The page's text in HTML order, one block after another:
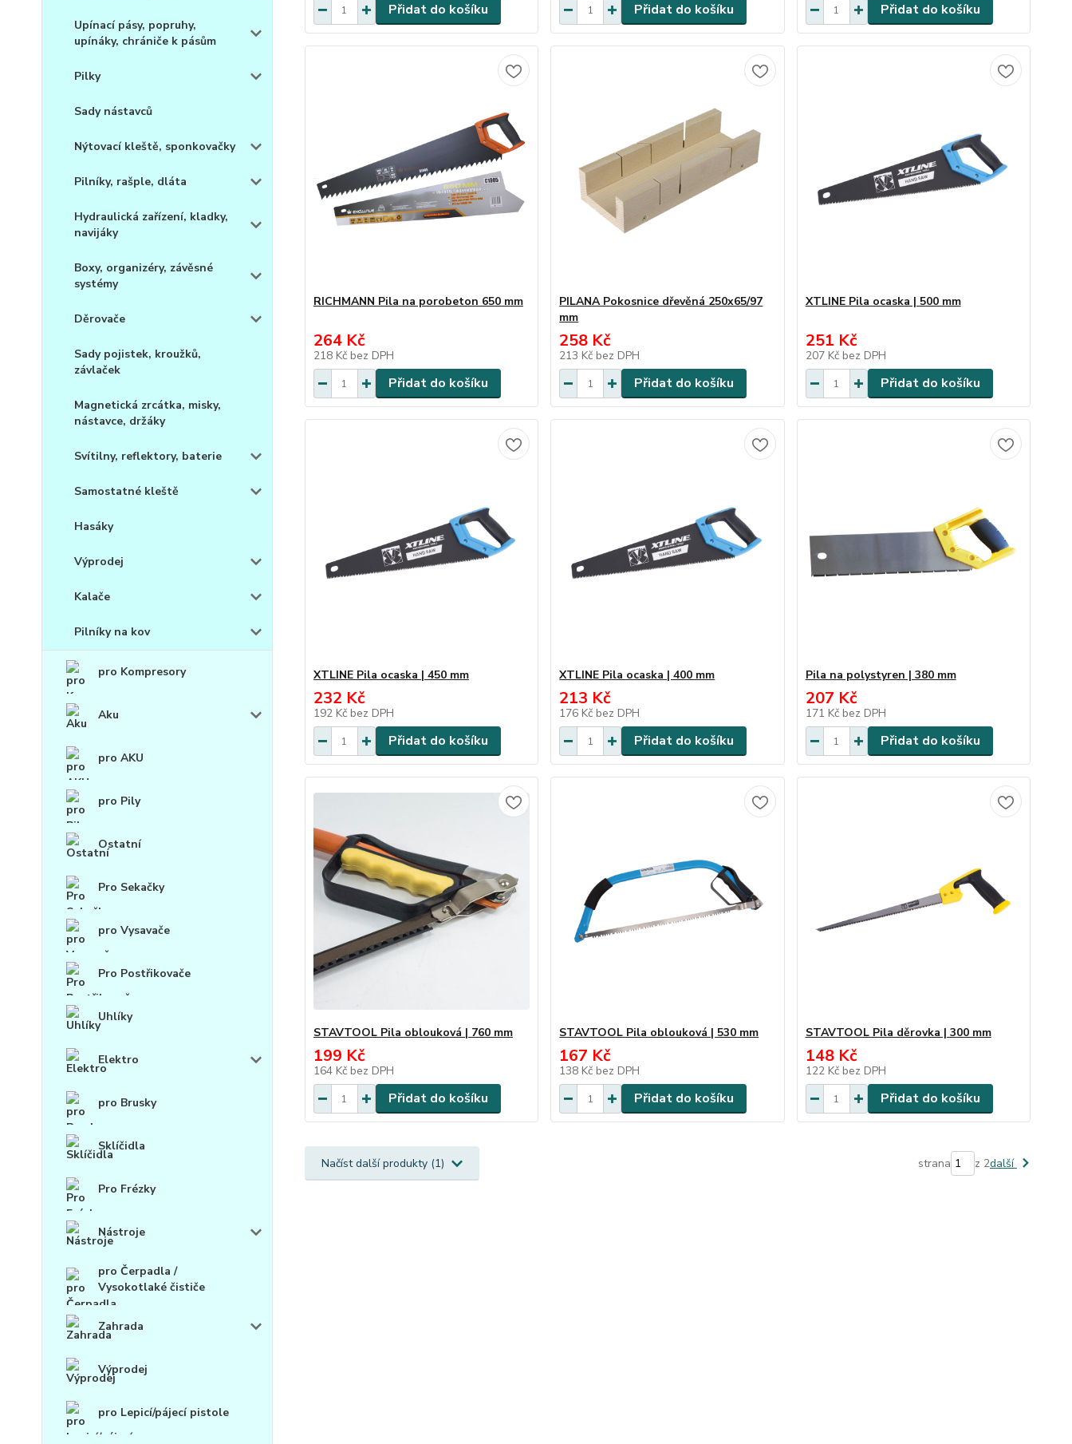
Upínací pásy, popruhy,
upínáky, chrániče k pásům
Pilky
Sady nástavců
Nýtovací kleště, sponkovačky
Pilníky, rašple, dláta
Hydraulická zařízení, kladky,
navijáky
Boxy, organizéry, závěsné
systémy
Děrovače
Sady pojistek, kroužků,
závlaček
Magnetická zrcátka, misky,
nástavce, držáky
Svítilny, reflektory, baterie
Samostatné kleště
Hasáky
Výprodej
Kalače
Pilníky na kov
pro Kompresory
Aku
pro AKU
pro Pily
Ostatní
Pro Sekačky
pro Vysavače
Pro Postřikovače
Uhlíky
Elektro
pro Brusky
Sklíčidla
Pro Frézky
Nástroje
pro Čerpadla /
Vysokotlaké čističe
Zahrada
Výprodej
pro Lepicí/pájecí pistole
Přidat do košíku Přidat do košíku Přidat do košíku
RICHMANN Pila na porobeton 650 mm
264 Kč
218 Kč bez DPH
Přidat do košíku
PILANA Pokosnice dřevěná 250x65/97
mm
258 Kč
213 Kč bez DPH
Přidat do košíku
XTLINE Pila ocaska | 500 mm
251 Kč
207 Kč bez DPH
Přidat do košíku
XTLINE Pila ocaska | 450 mm
232 Kč
192 Kč bez DPH
Přidat do košíku
XTLINE Pila ocaska | 400 mm
213 Kč
176 Kč bez DPH
Přidat do košíku
Pila na polystyren | 380 mm
207 Kč
171 Kč bez DPH
Přidat do košíku
STAVTOOL Pila oblouková | 760 mm
199 Kč
164 Kč bez DPH
Přidat do košíku
STAVTOOL Pila oblouková | 530 mm
167 Kč
138 Kč bez DPH
Přidat do košíku
STAVTOOL Pila děrovka | 300 mm
148 Kč
122 Kč bez DPH
Přidat do košíku
Načíst další produkty (1) strana z 2další